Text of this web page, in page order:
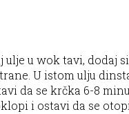
ulje u wok tavi,
U istom ulju
da se krčka 6-8
i ostavi da se